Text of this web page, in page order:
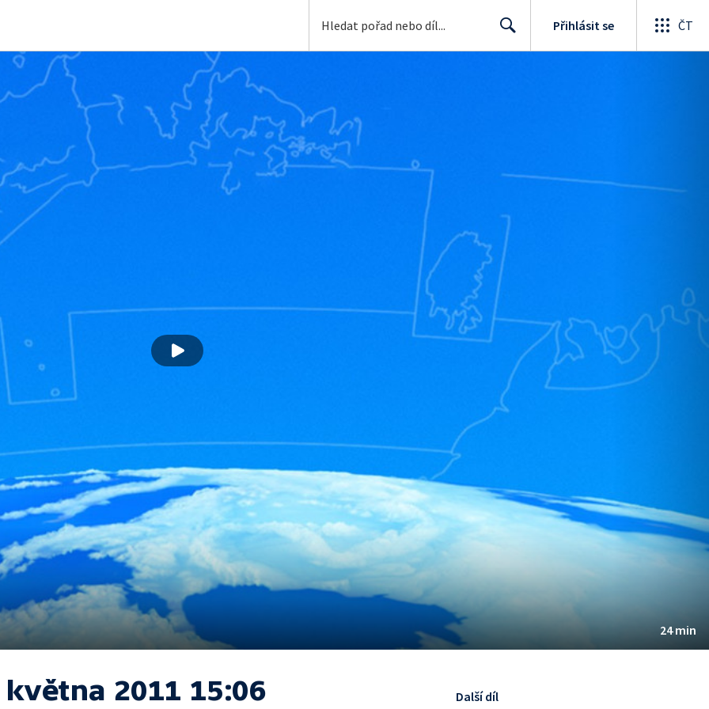
Přihlásit se ČT
24 min
května 2011 15:06 Další díl